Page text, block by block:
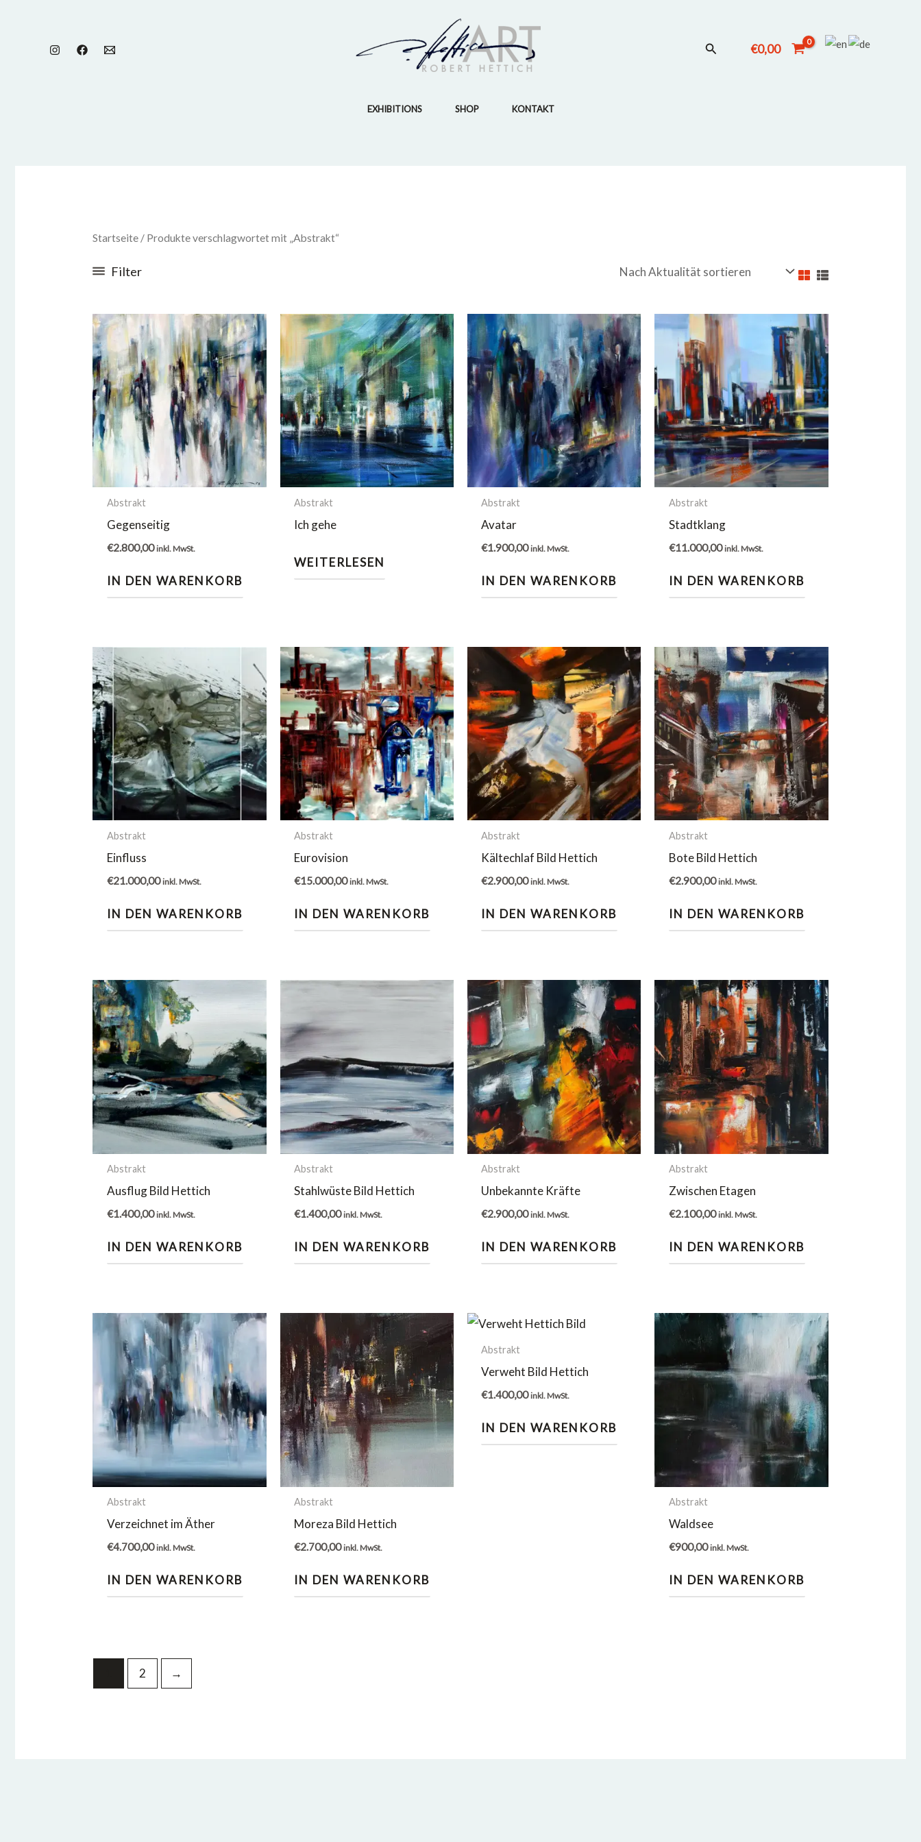
Suchen €0,00
EXHIBITIONS SHOP KONTAKT
Startseite / Produkte verschlagwortet mit „Abstrakt“
Filter
Abstrakt
Gegenseitig
€2.800,00 inkl. MwSt.
IN DEN WARENKORB
Abstrakt
Ich gehe
WEITERLESEN
Abstrakt
Avatar
€1.900,00 inkl. MwSt.
IN DEN WARENKORB
Abstrakt
Stadtklang
€11.000,00 inkl. MwSt.
IN DEN WARENKORB
Abstrakt
Einfluss
€21.000,00 inkl. MwSt.
IN DEN WARENKORB
Abstrakt
Eurovision
€15.000,00 inkl. MwSt.
IN DEN WARENKORB
Abstrakt
Kältechlaf Bild Hettich
€2.900,00 inkl. MwSt.
IN DEN WARENKORB
Abstrakt
Bote Bild Hettich
€2.900,00 inkl. MwSt.
IN DEN WARENKORB
Abstrakt
Ausflug Bild Hettich
€1.400,00 inkl. MwSt.
IN DEN WARENKORB
Abstrakt
Stahlwüste Bild Hettich
€1.400,00 inkl. MwSt.
IN DEN WARENKORB
Abstrakt
Unbekannte Kräfte
€2.900,00 inkl. MwSt.
IN DEN WARENKORB
Abstrakt
Zwischen Etagen
€2.100,00 inkl. MwSt.
IN DEN WARENKORB
Abstrakt
Verzeichnet im Äther
€4.700,00 inkl. MwSt.
IN DEN WARENKORB
Abstrakt
Moreza Bild Hettich
€2.700,00 inkl. MwSt.
IN DEN WARENKORB
Abstrakt
Verweht Bild Hettich
€1.400,00 inkl. MwSt.
IN DEN WARENKORB
Abstrakt
Waldsee
€900,00 inkl. MwSt.
IN DEN WARENKORB
2 →